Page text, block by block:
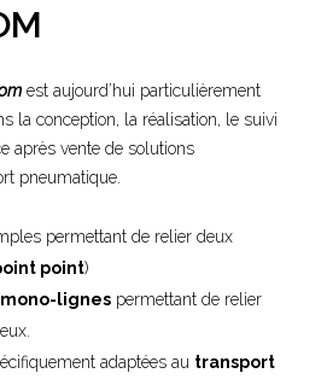
est aujourd’hui particulièrement
la conception, la réalisation, le suivi
après vente de solutions
pneumatique.
permettant de relier deux
point)
lignes permettant de relier
adaptées au transport